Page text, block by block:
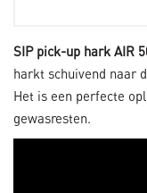
SIP pick-up hark AIR
harkt schuivend naar
Het is een perfecte
gewasresten.